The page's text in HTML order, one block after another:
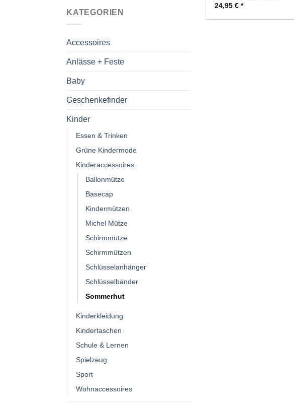
KATEGORIEN
Accessoires
Anlässe + Feste
Baby
Geschenkefinder
Kinder
Essen & Trinken
Grüne Kindermode
Kinderaccessoires
Ballonmütze
Basecap
Kindermützen
Michel Mütze
Schirmmütze
Schirmmützen
Schlüsselanhänger
Schlüsselbänder
Sommerhut
Kinderkleidung
Kindertaschen
Schule & Lernen
Spielzeug
Sport
Wohnaccessoires
24,95 €